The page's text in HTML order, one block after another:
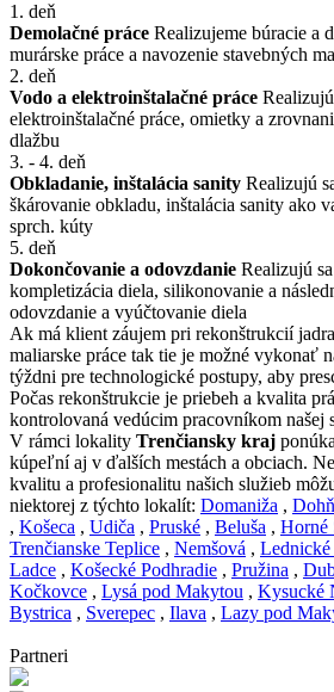
1. deň
Demolačné práce Realizujeme búracie a
murárske práce a navozenie stavebných
2. deň
Vodo a elektroinštalačné práce
elektroinštalačné práce, omietky a
dlažbu
3. - 4. deň
Obkladanie, inštalácia sanity Realizujú
škárovanie obkladu, inštalácia sanity ako
sprch. kúty
5. deň
Dokončovanie a odovzdanie Realizujú
kompletizácia diela, silikonovanie a
odovzdanie a vyúčtovanie diela
Ak má klient záujem pri rekonštrukcií
maliarske práce tak tie je možné vykonať
týždni pre technologické postupy, aby
Počas rekonštrukcie je priebeh a kvalita
kontrolovaná vedúcim pracovníkom našej
V rámci lokality Trenčiansky kraj
kúpeľní aj v ďalších mestách a obciach.
kvalitu a profesionalitu našich služieb
niektorej z týchto lokalít: Domaniža ,
, Košeca , Udiča , Pruské , Beluša , Horné
Trenčianske Teplice , Nemšová ,
Ladce , Košecké Podhradie , Pružina ,
Kočkovce , Lysá pod Makytou , Kysucké
Bystrica , Sverepec , Ilava , Lazy pod
Partneri